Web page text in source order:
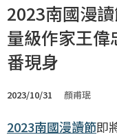
2023南國漫
量級作家王
番現身
2023/10/31 顏甫珉
2023南國漫讀節即